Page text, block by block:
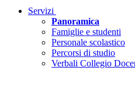
Servizi
Panoramica
Famiglie e studenti
Personale scolastico
Percorsi di studio
Verbali Collegio